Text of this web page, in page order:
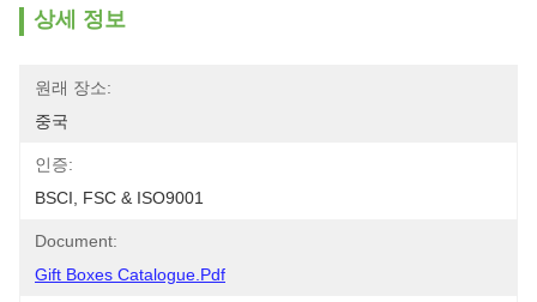
상세 정보
원래 장소:
중국
인증:
BSCI, FSC & ISO9001
Document:
Gift Boxes Catalogue.pdf